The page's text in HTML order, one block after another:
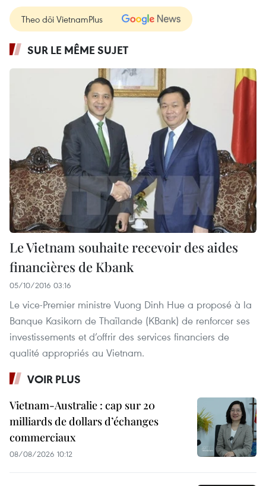
Theo dõi VietnamPlus
SUR LE MÊME SUJET
Le Vietnam souhaite recevoir des aides
financières de Kbank
05/10/2016 03:16
Le vice-Premier ministre Vuong Dinh Hue a proposé à la
Banque Kasikorn de Thaïlande (KBank) de renforcer ses
investissements et d’offrir des services financiers de
qualité appropriés au Vietnam.
VOIR PLUS
Vietnam-Australie : cap sur 20
milliards de dollars d’échanges
commerciaux
08/08/2026 10:12